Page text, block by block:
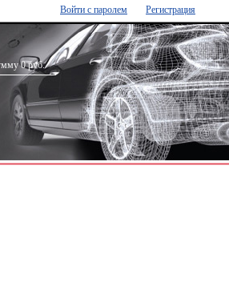
Войти с паролем Регистрация
0 руб.